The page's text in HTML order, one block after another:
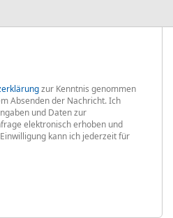
zur Kenntnis genommen
Absenden der Nachricht. Ich
und Daten zur
elektronisch erhoben und
kann ich jederzeit für